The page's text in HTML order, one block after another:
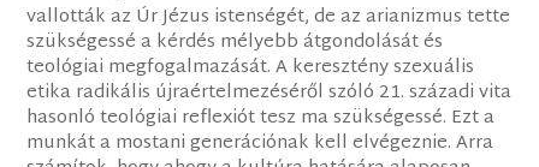
vallották az Úr Jézus istenségét, de az arianizmus tette
szükségessé a kérdés mélyebb átgondolását és
teológiai megfogalmazását. A keresztény szexuális
etika radikális újraértelmezéséről szóló 21. századi vita
hasonló teológiai reflexiót tesz ma szükségessé. Ezt a
munkát a mostani generációnak kell elvégeznie. Arra